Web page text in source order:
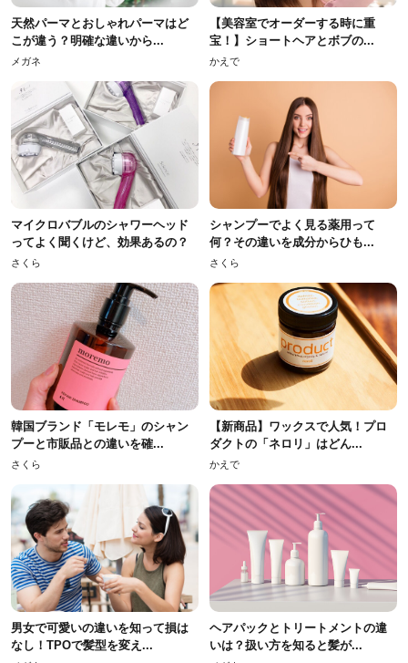
天然パーマとおしゃれパーマはど
こが違う？明確な違いから...
メガネ
【美容室でオーダーする時に重
宝！】ショートヘアとボブの...
かえで
マイクロバブルのシャワーヘッド
ってよく聞くけど、効果あるの？
さくら
シャンプーでよく見る薬用って
何？その違いを成分からひも...
さくら
韓国ブランド「モレモ」のシャン
プーと市販品との違いを確...
さくら
【新商品】ワックスで人気！プロ
ダクトの「ネロリ」はどん...
かえで
男女で可愛いの違いを知って損は
なし！TPOで髪型を変え...
ヘアパックとトリートメントの違
いは？扱い方を知ると髪が...